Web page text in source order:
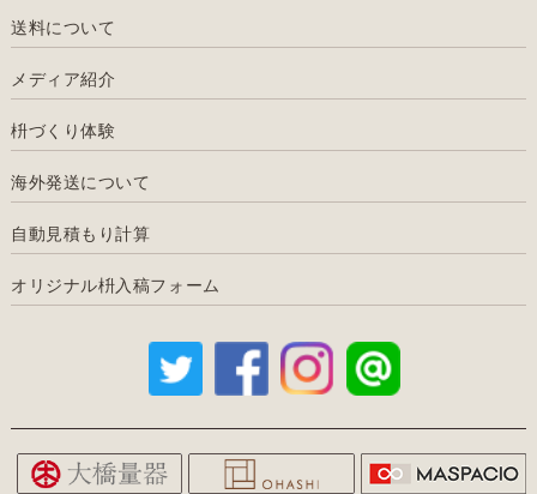
送料について
メディア紹介
枡づくり体験
海外発送について
自動見積もり計算
オリジナル枡入稿フォーム